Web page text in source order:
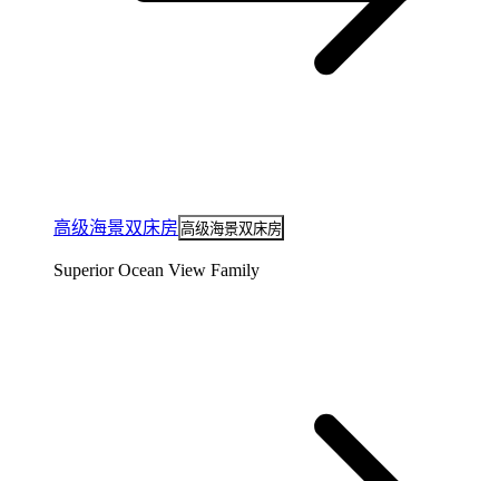
高级海景双床房 高级海景双床房
Superior Ocean View Family